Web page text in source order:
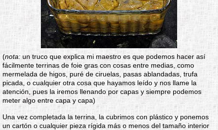
(nota: un truco que explica mi maestro es que podemos hacer así
fácilmente terrinas de foie gras con cosas entre medias, como
mermelada de higos, puré de ciruelas, pasas ablandadas, trufa
picada, o cualquier otra cosa que hayamos leído y nos llame la
atención, pues la iremos llenando por capas y siempre podemos
meter algo entre capa y capa)
Una vez completada la terrina, la cubrimos con plástico y ponemos
un cartón o cualquier pieza rígida más o menos del tamaño interior